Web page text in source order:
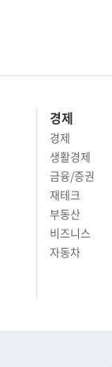
경제
경제
생활경제
금융/증권
재테크
부동산
비즈니스
자동차